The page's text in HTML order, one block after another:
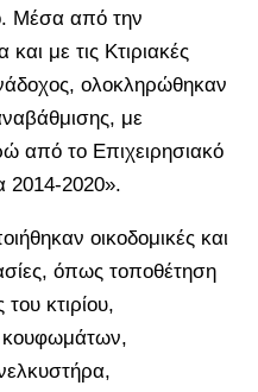
Μέσα από την
με τις Κτιριακές
ολοκληρώθηκαν
με
από το Επιχειρησιακό
2014-2020».
οικοδομικές και
όπως τοποθέτηση
κτιρίου,
κουφωμάτων,